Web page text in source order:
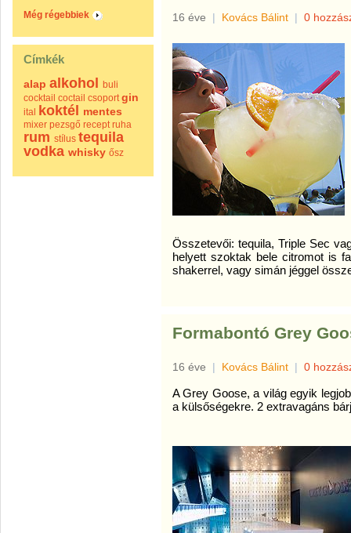
Még régebbiek
Címkék
alap alkohol
buli
cocktail coctail csoport gin
ital koktél mentes
mixer pezsgő recept ruha
rum stílus tequila
vodka whisky ősz
16 éve | Kovács Bálint | 0
Összetevői: tequila, Triple Sec
helyett szoktak bele citromot is
shakerrel, vagy simán jéggel
Formabontó Grey
16 éve | Kovács Bálint | 0
A Grey Goose, a világ egyik
a külsőségekre. 2 extravagáns